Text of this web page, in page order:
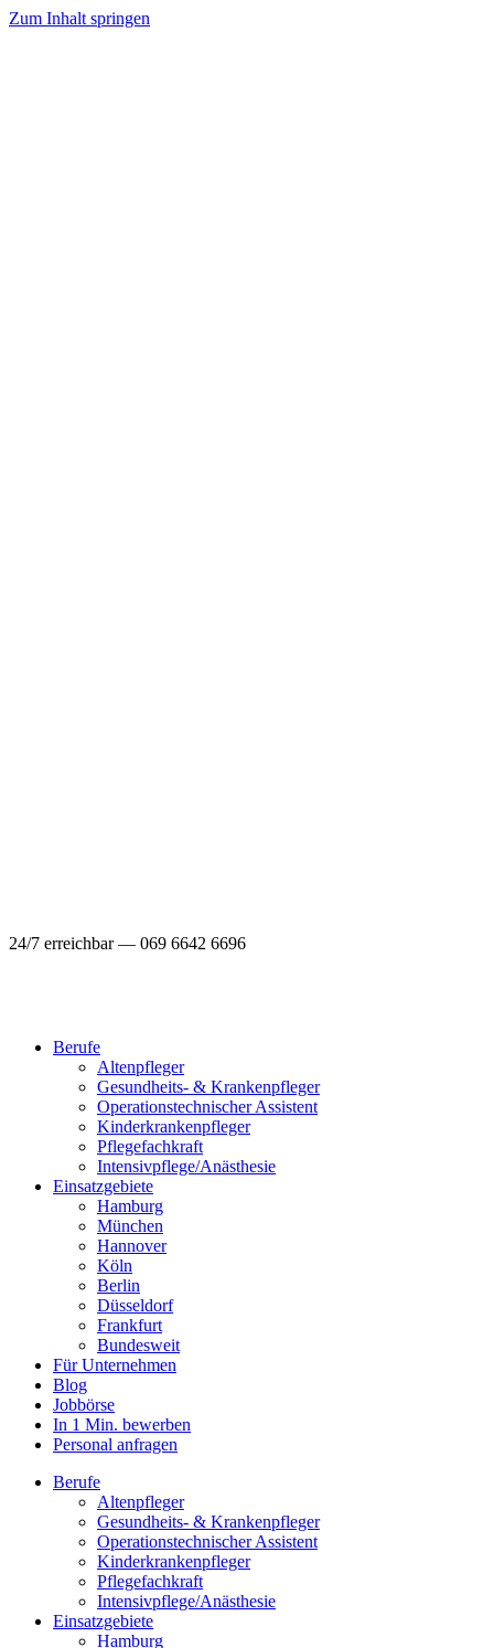
Zum Inhalt springen
24/7 erreichbar — 069 6642 6696
Berufe
Altenpfleger
Gesundheits- & Krankenpfleger
Operationstechnischer Assistent
Kinderkrankenpfleger
Pflegefachkraft
Intensivpflege/Anästhesie
Einsatzgebiete
Hamburg
München
Hannover
Köln
Berlin
Düsseldorf
Frankfurt
Bundesweit
Für Unternehmen
Blog
Jobbörse
In 1 Min. bewerben
Personal anfragen
Berufe
Altenpfleger
Gesundheits- & Krankenpfleger
Operationstechnischer Assistent
Kinderkrankenpfleger
Pflegefachkraft
Intensivpflege/Anästhesie
Einsatzgebiete
Hamburg